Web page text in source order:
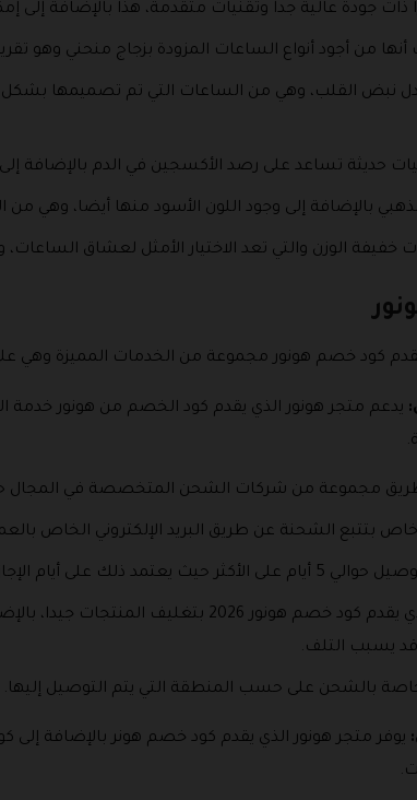
ذات جودة عالية جدا وتقنيات متقدمة، هذا بالإضافة
نبض القلب، وهي من الساعات التي تم تصميمها بشكل
حديثة تساعد على رصد الأكسجين في الدم بالإضافة
بالإضافة إلى وجود اللون الأسود منها أيضا، وهي
خفيفة الوزن والتي تعد الاختيار الأمثل لعشاق
كود خصم هونور مجموعة من الخدمات المميزة وهي على
يدعم متجر هونور الذي يقدم كود الخصم من هونور خدمة
مجموعة من شركات الشحن المتخصصة في المجال
بتتبع الشحنة عن طريق البريد الإلكتروني الخاص
أيام الإجازات وايضا مكان العميل.
كما يهتم المتجر الذي يقدم كود خصم هونور
يسبب التلف.
بالشحن على حسب المنطقة التي يتم التوصيل إليها.
يوفر متجر هونور الذي يقدم كود خصم هونر بالإضافة إلى